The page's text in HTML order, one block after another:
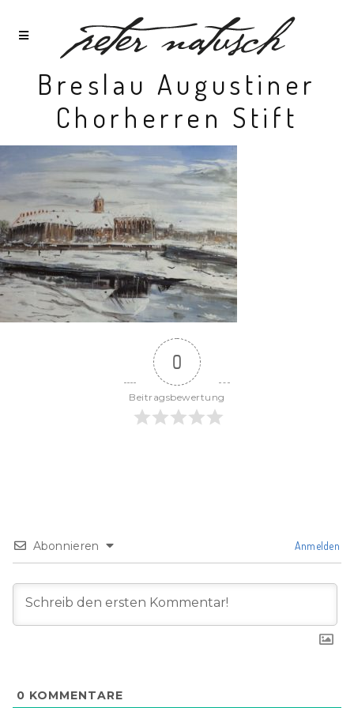
Breslau Augustiner
Chorherren Stift
0
Beitragsbewertung
Abonnieren Anmelden
0 KOMMENTARE